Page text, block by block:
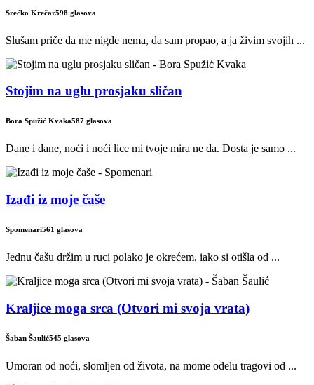
Srećko Krečar598 glasova
Slušam priče da me nigde nema, da sam propao, a ja živim svojih ...
Stojim na uglu prosjaku sličan
Bora Spužić Kvaka587 glasova
Dane i dane, noći i noći lice mi tvoje mira ne da. Dosta je samo ...
Izađi iz moje čaše
Spomenari561 glasova
Jednu čašu držim u ruci polako je okrećem, iako si otišla od ...
Kraljice moga srca (Otvori mi svoja vrata)
Šaban Šaulić545 glasova
Umoran od noći, slomljen od života, na mome odelu tragovi od ...